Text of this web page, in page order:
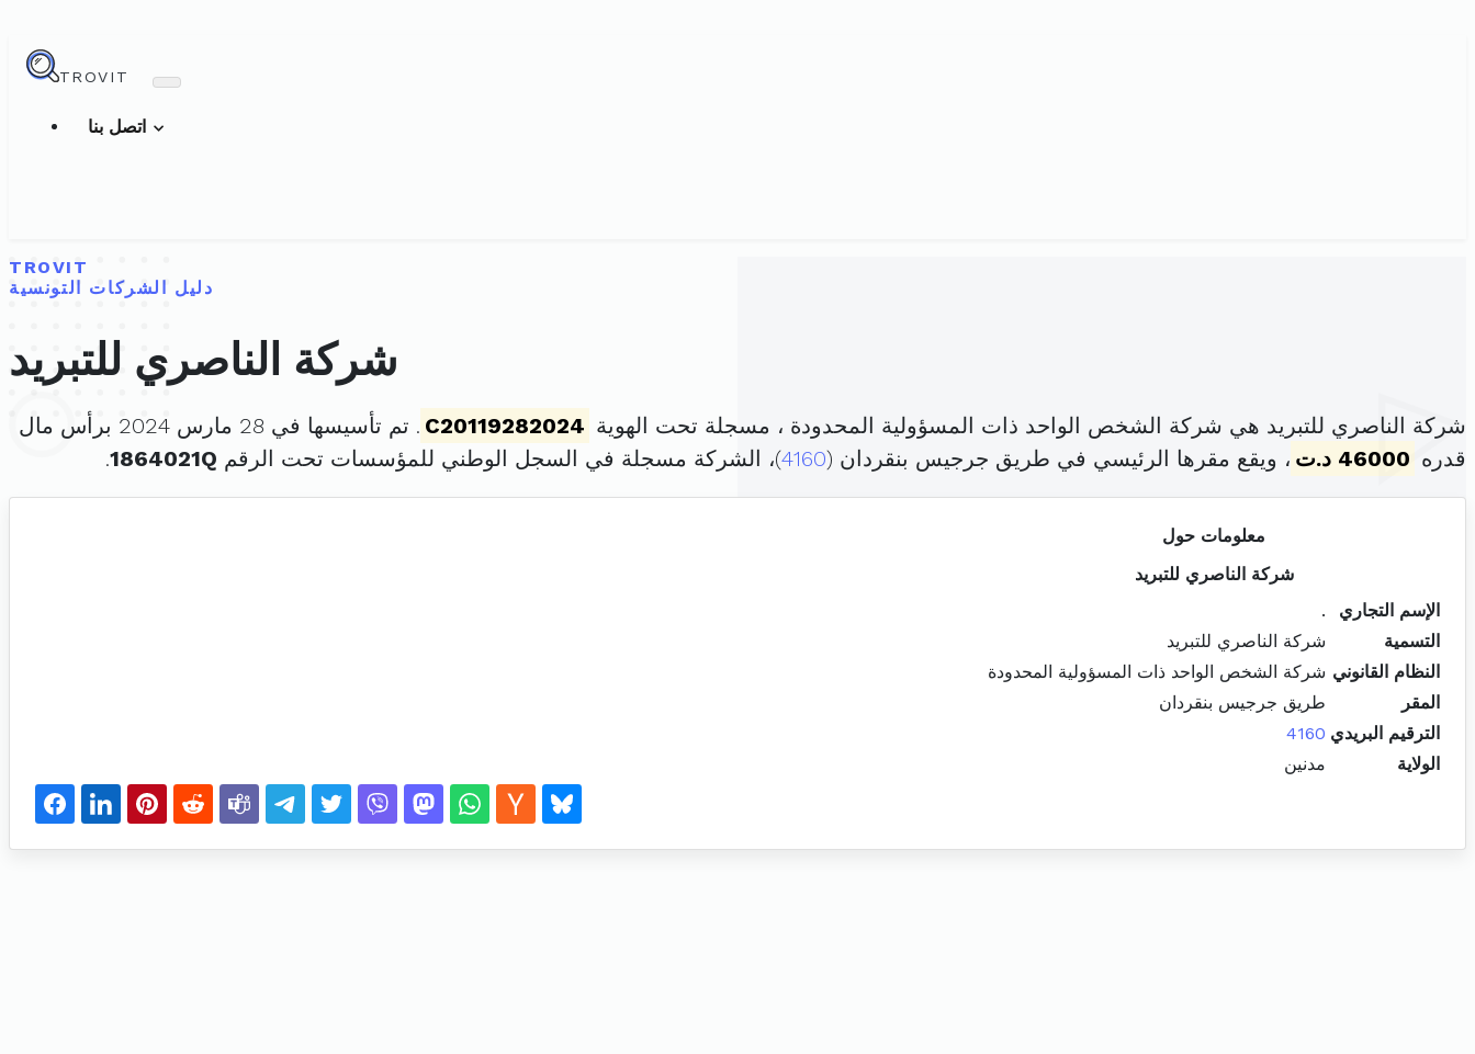
TROVIT
TROVIT
دليل الشركات التونسية
شركة الناصري للتبريد
شركة الناصري للتبريد هي شركة الشخص الواحد ذات المسؤولية المحدودة ، مسجلة تحت الهوية C20119282024
. تم تأسيسها في 28 مارس 2024 برأس مال
قدره 46000 د.ت ، ويقع مقرها الرئيسي في طريق جرجيس بنقردان (4160)، الشركة مسجلة في السجل الوطني للمؤسسات تحت الرقم 1864021Q
.
معلومات حول
شركة الناصري للتبريد
الإسم التجاري
.
التسمية
شركة الناصري للتبريد
النظام القانوني شركة الشخص الواحد ذات المسؤولية المحدودة
المقر
طريق جرجيس بنقردان
الترقيم البريدي 4160
الولاية
مدنين